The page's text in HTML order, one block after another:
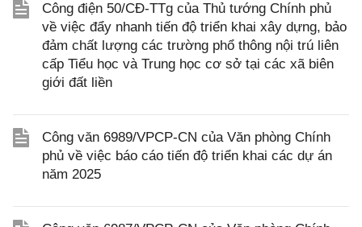
Công điện 50/CĐ-TTg của Thủ tướng Chính phủ
về việc đẩy nhanh tiến độ triển khai xây dựng, bảo
đảm chất lượng các trường phổ thông nội trú liên
cấp Tiểu học và Trung học cơ sở tại các xã biên
giới đất liền
Công văn 6989/VPCP-CN của Văn phòng Chính
phủ về việc báo cáo tiến độ triển khai các dự án
năm 2025